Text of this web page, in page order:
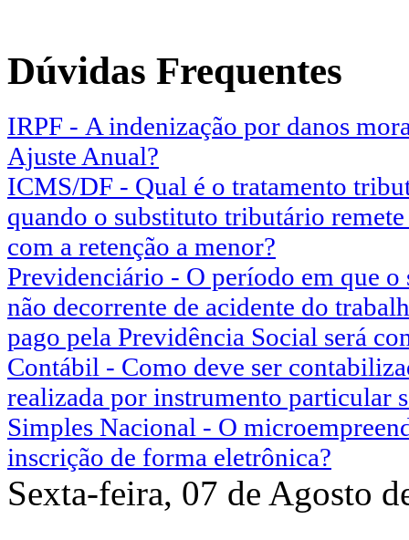
Dúvidas Frequentes
IRPF - A indenização por danos
Ajuste Anual?
ICMS/DF - Qual é o tratamento
quando o substituto tributário
com a retenção a menor?
Previdenciário - O período em que
não decorrente de acidente do
pago pela Previdência Social será
Contábil - Como deve ser
realizada por instrumento particular
Simples Nacional - O
inscrição de forma eletrônica?
Sexta-feira, 07 de Agosto